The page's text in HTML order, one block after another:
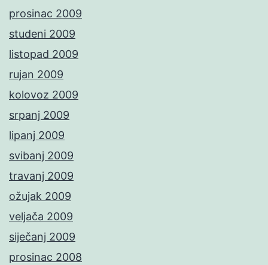
prosinac 2009
studeni 2009
listopad 2009
rujan 2009
kolovoz 2009
srpanj 2009
lipanj 2009
svibanj 2009
travanj 2009
ožujak 2009
veljača 2009
siječanj 2009
prosinac 2008